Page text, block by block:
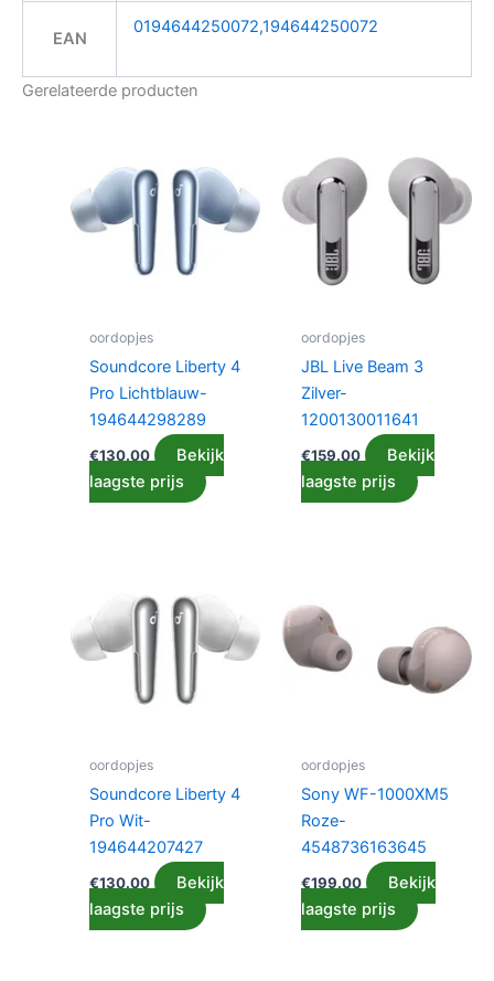
EAN
0194644250072,194644250072
Gerelateerde producten
oordopjes
Soundcore Liberty 4
Pro Lichtblauw-
194644298289
€130.00
Bekijk
laagste prijs
oordopjes
JBL Live Beam 3
Zilver-
1200130011641
€159.00
Bekijk
laagste prijs
oordopjes
Soundcore Liberty 4
Pro Wit-
194644207427
€130.00
Bekijk
laagste prijs
oordopjes
Sony WF-1000XM5
Roze-
4548736163645
€199.00
Bekijk
laagste prijs